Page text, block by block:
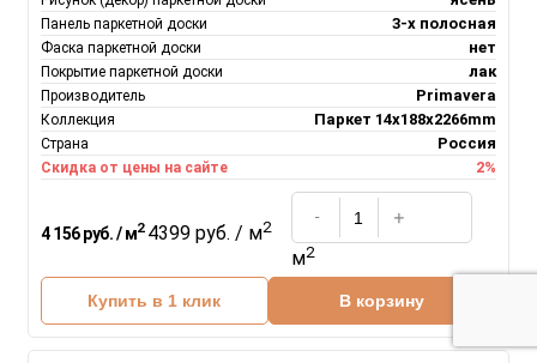
Панель паркетной доски 3-х полосная
Фаска паркетной доски нет
Покрытие паркетной доски лак
Производитель Primavera
Коллекция Паркет 14x188x2266mm
Страна Россия
Скидка от цены на сайте 2%
4 156 руб. / м2 4399 руб. / м2
м2
Купить в 1 клик В корзину